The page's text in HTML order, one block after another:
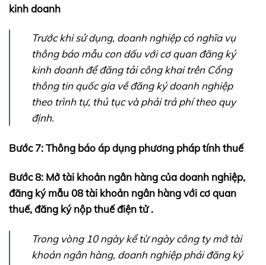
kinh doanh
Trước khi sử dụng, doanh nghiệp có nghĩa vụ
thông báo mẫu con dấu với cơ quan đăng ký
kinh doanh để đăng tải công khai trên Cổng
thông tin quốc gia về đăng ký doanh nghiệp
theo trình tự, thủ tục và phải trả phí theo quy
định.
Bước 7: Thông báo áp dụng phương pháp tính thuế
Bước 8: Mở tài khoản ngân hàng của doanh nghiệp,
đăng ký mẫu 08 tài khoản ngân hàng với cơ quan
thuế, đăng ký nộp thuế điện tử .
Trong vòng 10 ngày kể từ ngày công ty mở tài
khoản ngân hàng, doanh nghiệp phải đăng ký